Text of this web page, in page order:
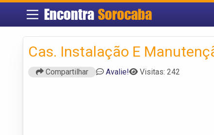
Encontra Sorocaba
Cas. Instalação E
Compartilhar Avalie! Visitas: 242